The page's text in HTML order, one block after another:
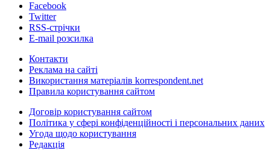
Facebook
Twitter
RSS-стрічки
E-mail розсилка
Контакти
Реклама на сайті
Використання матеріалів korrespondent.net
Правила користування сайтом
Договір користування сайтом
Політика у сфері конфіденційності і персональних даних
Угода щодо користування
Редакція